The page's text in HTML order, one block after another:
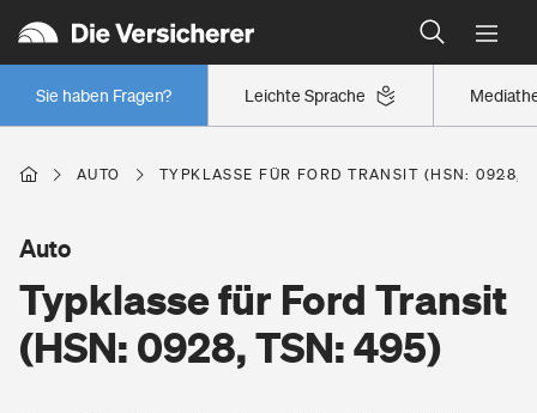
Leichte Sprache
Sie haben Fragen?
Wer versichert was: Jetzt Versicherer finden
Regionalklassen: So ist Ihre Region eingestuft
Wer versichert was: Jetzt Versicherer finden
Berufsunfähigkeitsversicherung
Erwerbsunfähigkeitsversicherung
Wohnen
AUTO TYPKLASSE FÜR FORD TRANSIT (HSN: 0928,
Typklasse für Ford Transit
(HSN: 0928, TSN: 495)
Auto